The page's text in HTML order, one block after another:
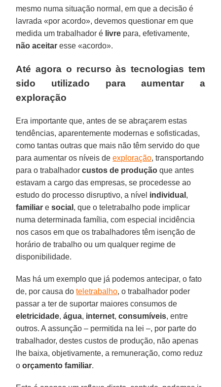
mesmo numa situação normal, em que a decisão é
lavrada «por acordo», devemos questionar em que
medida um trabalhador é livre para, efetivamente,
não aceitar esse «acordo».
Até agora o recurso às tecnologias tem
sido utilizado para aumentar a
exploração
Era importante que, antes de se abraçarem estas
tendências, aparentemente modernas e sofisticadas,
como tantas outras que mais não têm servido do que
para aumentar os níveis deexploração, transportando
para o trabalhadorcustos de produção que antes
estavam a cargo das empresas, se procedesse ao
estudo do processo disruptivo, a nível individual ,
familiar esocial , que o teletrabalho pode implicar
numa determinada família, com especial incidência
nos casos em que os trabalhadores têm isenção de
horário de trabalho ou um qualquer regime de
disponibilidade.
Mas há um exemplo que já podemos antecipar, o fato
de, por causa doteletrabalho, o trabalhador poder
passar a ter de suportar maiores consumos de
eletricidade,água, internet,consumíveis, entre
outros. A assunção – permitida na lei –, por parte do
trabalhador, destes custos de produção, não apenas
lhe baixa, objetivamente, a remuneração, como reduz
oorçamento familiar.